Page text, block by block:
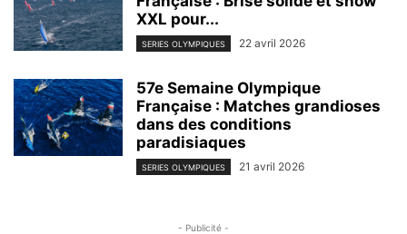
XXL pour...
SERIES OLYMPIQUES 22 avril 2026
57e Semaine Olympique
Française : Matches grandioses
dans des conditions
paradisiaques
SERIES OLYMPIQUES 21 avril 2026
- Publicité -